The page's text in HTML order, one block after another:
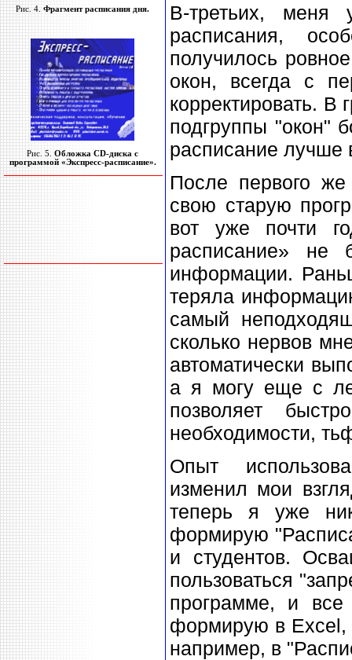
Рис. 4. Фрагмент расписания дня.
Рис. 5. Обложка CD-диска с
программой «Экспресс-расписание».
В-третьих, меня
расписания,
получилось
окон, всегда с
корректировать. В
подгруппы "окон"
расписание лучше
После первого
свою старую
вот уже почти
расписание» не
информации.
теряла
самый
сколько нервов
автоматически
а я могу еще с
позволяет
необходимости,
Опыт
изменил мои
теперь я уже
формирую
и студентов.
пользоваться
программе, и
формирую в Excel,
например, в